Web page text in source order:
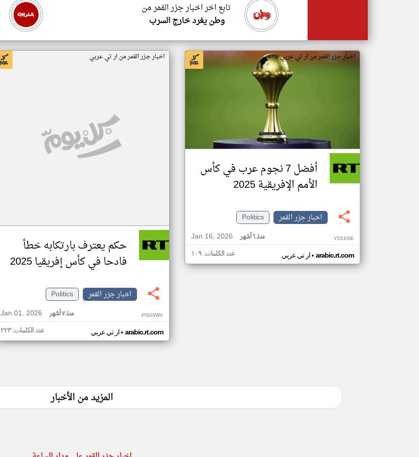
تابع اخر اخبار جزر القمر من
وطن يغرد خارج السرب
اخبار جزر القمر من ار تي عربي
أفضل 7 نجوم عرب في كأس
الأمم الإفريقية 2025
اخبار جزر القمر
Politics
Jan 16, 2026
منذ ٦ أشهر YD16SE
ار تي عربي• arabic.rt.com عدد الكلمات: ١٠٩
اخبار جزر القمر من ار تي عربي
حكم يعترف بارتكابه خطأ
فادحا في كأس إفريقيا 2025
اخبار جزر القمر
Politics
Jan 01, 2026
منذ ٧ أشهر PG03WV
ار تي عربي• arabic.rt.com عدد الكلمات: ٢٢٣
المزيد من الأخبار